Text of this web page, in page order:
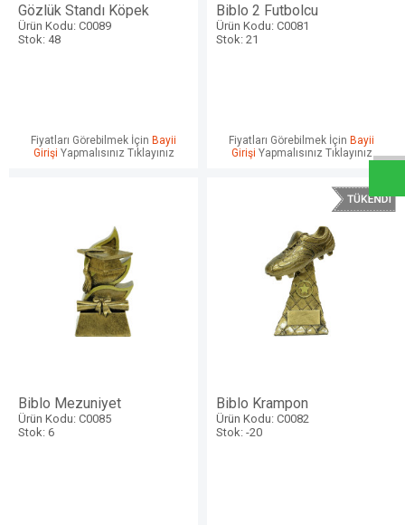
Gözlük Standı Köpek
Ürün Kodu: C0089
Stok: 48
Fiyatları Görebilmek İçin Bayii
Girişi Yapmalısınız Tıklayınız
Biblo 2 Futbolcu
Ürün Kodu: C0081
Stok: 21
Fiyatları Görebilmek İçin Bayii
Girişi Yapmalısınız Tıklayınız
Biblo Mezuniyet
Ürün Kodu: C0085
Stok: 6
Biblo Krampon
Ürün Kodu: C0082
Stok: -20